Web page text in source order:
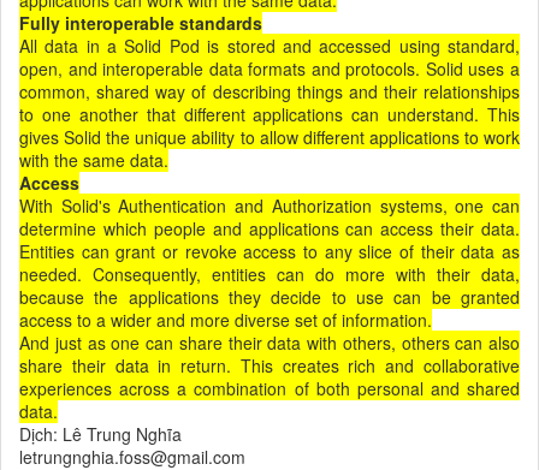
Fully interoperable standards
All data in a Solid Pod is stored and accessed using standard,
open, and interoperable data formats and protocols. Solid uses a
common, shared way of describing things and their relationships
to one another that different applications can understand. This
gives Solid the unique ability to allow different applications to work
with the same data.
Access
With Solid's Authentication and Authorization systems, one can
determine which people and applications can access their data.
Entities can grant or revoke access to any slice of their data as
needed. Consequently, entities can do more with their data,
because the applications they decide to use can be granted
access to a wider and more diverse set of information.
And just as one can share their data with others, others can also
share their data in return. This creates rich and collaborative
experiences across a combination of both personal and shared
data.
Dịch: Lê Trung Nghĩa
letrungnghia.foss@gmail.com